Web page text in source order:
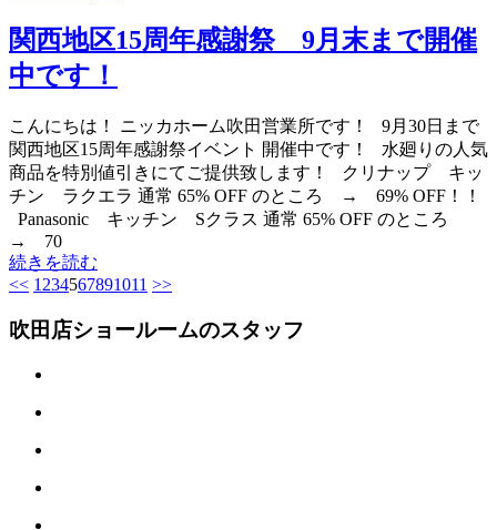
関西地区15周年感謝祭 9月末まで開催
中です！
こんにちは！ ニッカホーム吹田営業所です！ 9月30日まで
関西地区15周年感謝祭イベント 開催中です！ 水廻りの人気
商品を特別値引きにてご提供致します！ クリナップ キッ
チン ラクエラ 通常 65% OFF のところ → 69% OFF！！
Panasonic キッチン Sクラス 通常 65% OFF のところ
→ 70
続きを読む
<< 1 234567891011 >>
吹田店ショールームのスタッフ